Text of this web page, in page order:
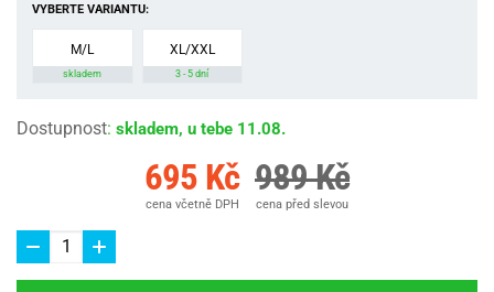
VYBERTE VARIANTU:
M/L
skladem
XL/XXL
3 - 5 dní
Dostupnost: skladem, u tebe 11.08.
695 Kč
cena včetně DPH
989 Kč
cena před slevou